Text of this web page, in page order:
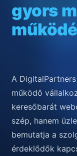
gyors
A
működő
keresőbarát
szép, hanem
bemutatja a
érdeklődők